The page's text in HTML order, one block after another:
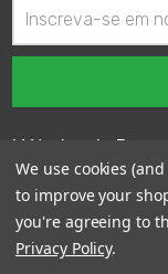
de
email
Métodos de
We use cookies
to improve your
you're agreeing to
Privacy Policy.